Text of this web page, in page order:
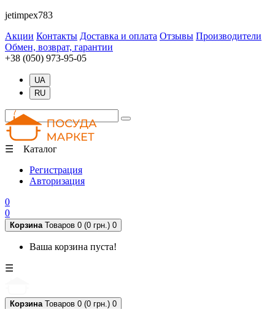
jetimpex783
Акции Контакты Доставка и оплата Отзывы Производители
Обмен, возврат, гарантии
+38 (050) 973-95-05
UA
RU
☰ Каталог
Регистрация
Авторизация
0
0
Корзина Товаров 0 (0 грн.) 0
Ваша корзина пуста!
☰
Корзина Товаров 0 (0 грн.) 0